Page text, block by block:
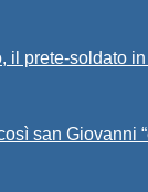
il prete-soldato
san Giovanni